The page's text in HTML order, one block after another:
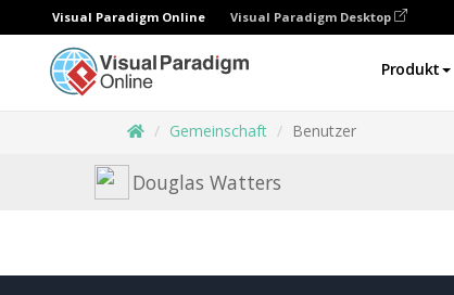
Visual Paradigm Online Visual Paradigm Desktop
Produkt
Gemeinschaft Benutzer
Douglas Watters